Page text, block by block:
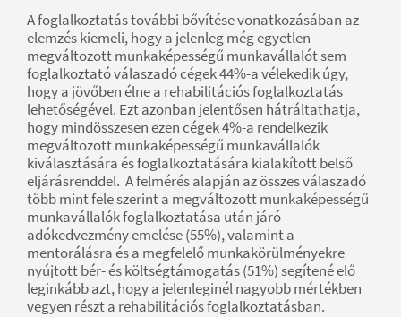
A foglalkoztatás további bővítése vonatkozásában az
elemzés kiemeli, hogy a jelenleg még egyetlen
megváltozott munkaképességű munkavállalót sem
foglalkoztató válaszadó cégek 44%-a vélekedik úgy,
hogy a jövőben élne a rehabilitációs foglalkoztatás
lehetőségével. Ezt azonban jelentősen hátráltathatja,
hogy mindösszesen ezen cégek 4%-a rendelkezik
megváltozott munkaképességű munkavállalók
kiválasztására és foglalkoztatására kialakított belső
eljárásrenddel. A felmérés alapján az összes válaszadó
több mint fele szerint a megváltozott munkaképességű
munkavállalók foglalkoztatása után járó
adókedvezmény emelése (55%), valamint a
mentorálásra és a megfelelő munkakörülményekre
nyújtott bér- és költségtámogatás (51%) segítené elő
leginkább azt, hogy a jelenleginél nagyobb mértékben
vegyen részt a rehabilitációs foglalkoztatásban.